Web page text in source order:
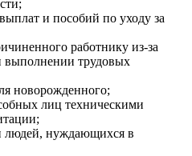
и пособий по уходу за
работнику из-за
выполнении трудовых
новорожденного;
лиц техническими
людей, нуждающихся в